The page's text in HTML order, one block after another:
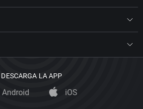
DESCARGA LA APP
Android iOS